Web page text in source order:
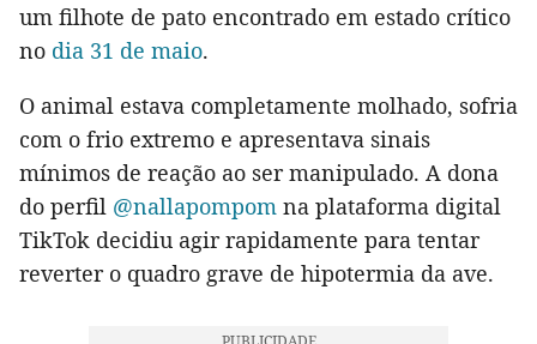
um filhote de pato encontrado em estado crítico
no dia 31 de maio.
O animal estava completamente molhado, sofria
com o frio extremo e apresentava sinais
mínimos de reação ao ser manipulado. A dona
do perfil @nallapompom na plataforma digital
TikTok decidiu agir rapidamente para tentar
reverter o quadro grave de hipotermia da ave.